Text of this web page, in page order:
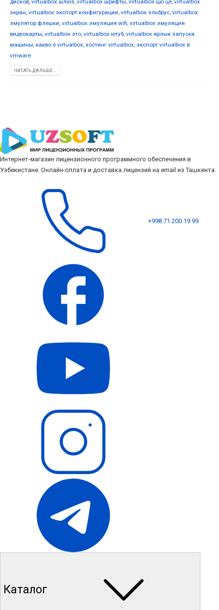
дисков, virtualbox шлюз, virtualbox шрифты, virtualbox що це, virtualbox
экран, virtualbox экспорт конфигурации, virtualbox эльбрус, virtualbox
эмулятор флешки, virtualbox эмуляция wifi, virtualbox эмуляция
видеокарты, virtualbox это, virtualbox ютуб, virtualbox ярлык запуска
машины, какво е virtualbox, хостинг virtualbox, экспорт virtualbox в
vmware
ЧИТАТЬ ДАЛЬШЕ...
Интернет-магазин лицензионного программного обеспечения в
Узбекистане. Онлайн-оплата и доставка лицензий на email из Ташкента.
+998 71 200 19 99
Каталог